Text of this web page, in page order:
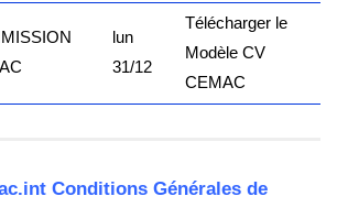
lun
31/12
Télécharger le
Modèle CV
CEMAC
Conditions Générales de